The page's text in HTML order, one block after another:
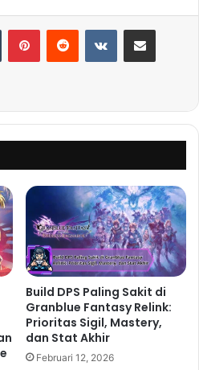
Build DPS Paling Sakit di
Granblue Fantasy Relink:
Prioritas Sigil, Mastery,
dan Stat Akhir
Februari 12, 2026